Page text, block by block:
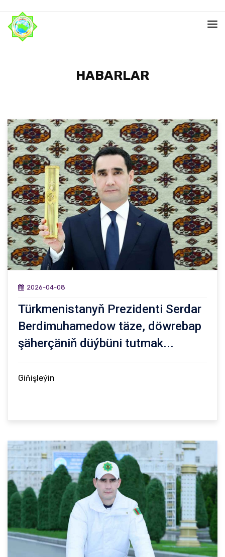
HABARLAR
2026-04-08
Türkmenistanyň Prezidenti Serdar
Berdimuhamedow täze, döwrebap
şäherçäniň düýbüni tutmak...
Giňişleýin